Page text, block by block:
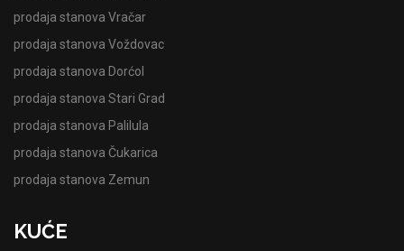
prodaja stanova Vračar
prodaja stanova Voždovac
prodaja stanova Dorćol
prodaja stanova Stari Grad
prodaja stanova Palilula
prodaja stanova Čukarica
prodaja stanova Zemun
KUĆE